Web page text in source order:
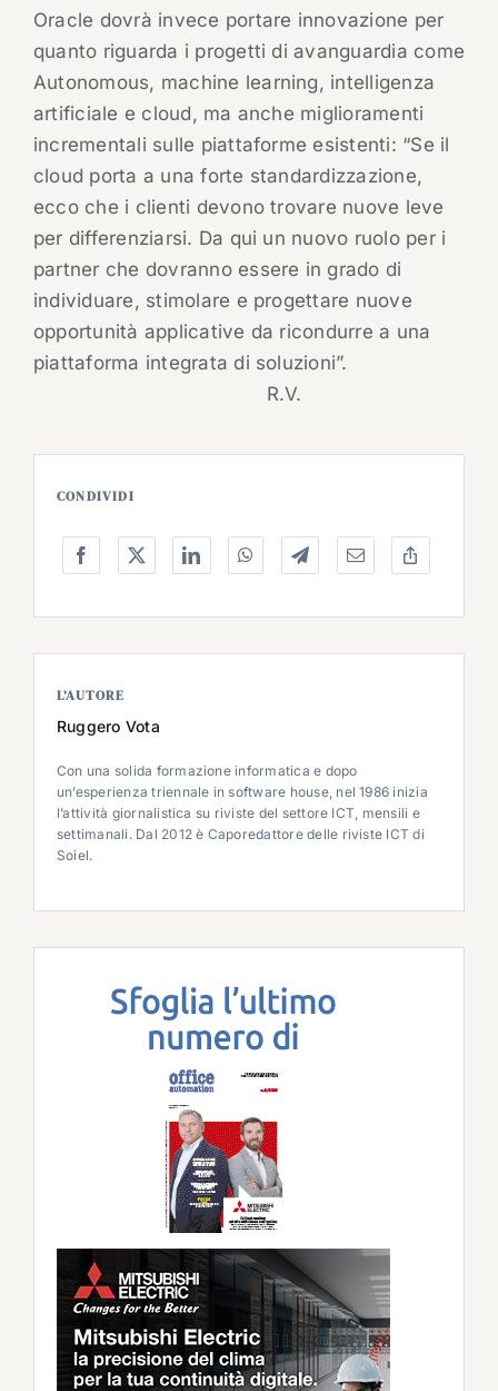
Oracle dovrà invece portare innovazione per
quanto riguarda i progetti di avanguardia come
Autonomous, machine learning, intelligenza
artificiale e cloud, ma anche miglioramenti
incrementali sulle piattaforme esistenti: “Se il
cloud porta a una forte standardizzazione,
ecco che i clienti devono trovare nuove leve
per differenziarsi. Da qui un nuovo ruolo per i
partner che dovranno essere in grado di
individuare, stimolare e progettare nuove
opportunità applicative da ricondurre a una
piattaforma integrata di soluzioni”.
R.V.
CONDIVIDI
L’AUTORE
Ruggero Vota
Con una solida formazione informatica e dopo
un’esperienza triennale in software house, nel 1986 inizia
l’attività giornalistica su riviste del settore ICT, mensili e
settimanali. Dal 2012 è Caporedattore delle riviste ICT di
Soiel.